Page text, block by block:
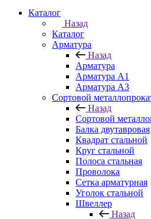
Каталог
Назад
Каталог
Арматура
Назад
Арматура
Арматура A1
Арматура А3
Сортовой
Назад
Сортовой
Балка двутавровая
Квадрат стальной
Круг стальной
Полоса стальная
Проволока
Сетка арматурная
Уголок стальной
Швеллер
Назад